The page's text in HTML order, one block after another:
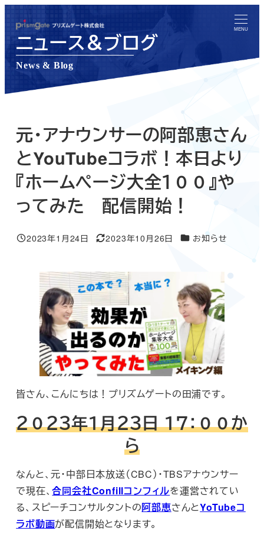
ン
コ
テ
MENU
ニュース＆ブログ
News & Blog
元・アナウンサーの阿部恵さん
とYouTubeコラボ！本日より
『ホームページ大全１００』や
ってみた 配信開始！
投稿日
2023年1月24日
更新日
2023年10月26日 ニュース＆ブログカテ
お知らせ
皆さん、こんにちは！プリズムゲートの田浦です。
２０２３年１月２３日 １７：００か
ら
なんと、元・中部日本放送（CBC）・TBSアナウンサー
で現在、合同会社Confillコンフィルを運営されてい
る、スピーチコンサルタントの阿部恵さんとYoTubeコ
ラボ動画が配信開始となります。